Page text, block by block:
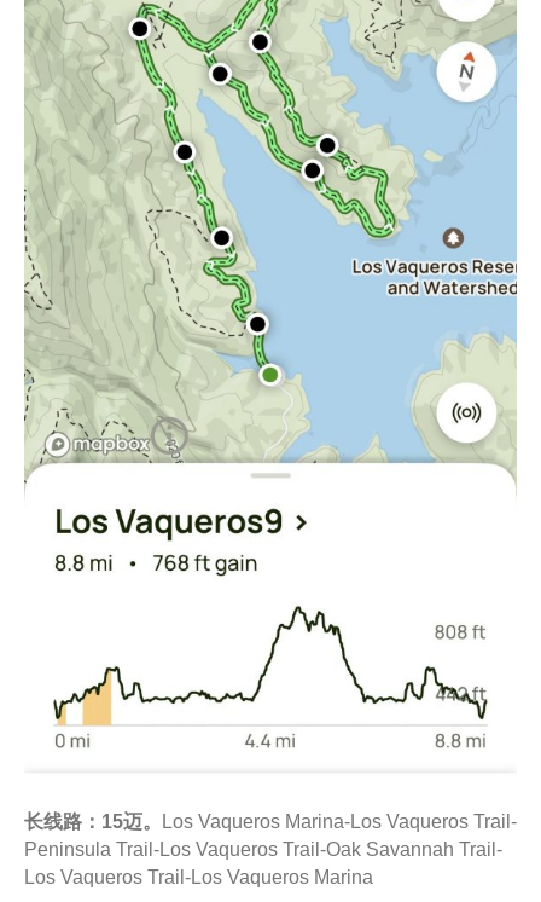
长线路：15迈。
Los Vaqueros Marina-Los Vaqueros Trail-
Peninsula Trail-Los Vaqueros Trail-Oak Savannah Trail-
Los Vaqueros Trail-Los Vaqueros Marina